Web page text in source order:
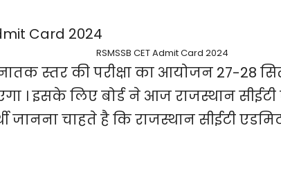
RSMSSB CET Admit Card 2024
स्तर की परीक्षा का आयोजन 27-28
। इसके लिए बोर्ड ने आज राजस्थान सीईटी
जानना चाहते है कि राजस्थान सीईटी